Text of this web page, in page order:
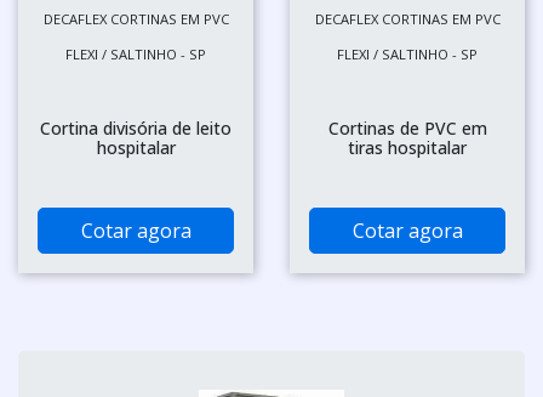
DECAFLEX CORTINAS EM PVC
FLEXI / SALTINHO - SP
Cortina divisória de leito
hospitalar
Cotar agora
DECAFLEX CORTINAS EM PVC
FLEXI / SALTINHO - SP
Cortinas de PVC em
tiras hospitalar
Cotar agora